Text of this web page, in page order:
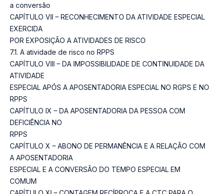
a conversão
CAPÍTULO VII – RECONHECIMENTO DA ATIVIDADE ESPECIAL
EXERCIDA
POR EXPOSIÇÃO A ATIVIDADES DE RISCO
7.1. A atividade de risco no RPPS
CAPÍTULO VIII – DA IMPOSSIBILIDADE DE CONTINUIDADE DA
ATIVIDADE
ESPECIAL APÓS A APOSENTADORIA ESPECIAL NO RGPS E NO
RPPS
CAPÍTULO IX – DA APOSENTADORIA DA PESSOA COM
DEFICIÊNCIA NO
RPPS
CAPÍTULO X – ABONO DE PERMANÊNCIA E A RELAÇÃO COM
A APOSENTADORIA
ESPECIAL E A CONVERSÃO DO TEMPO ESPECIAL EM
COMUM